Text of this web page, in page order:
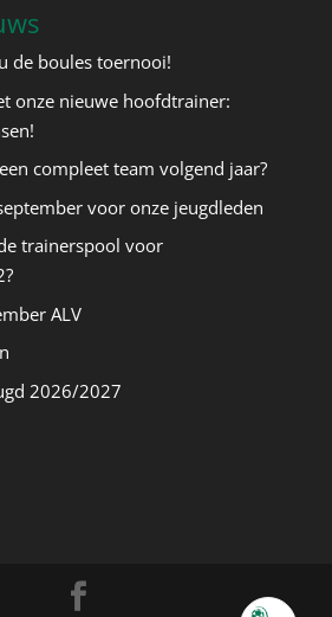
de boules toernooi!
onze nieuwe hoofdtrainer:
compleet team volgend jaar?
voor onze jeugdleden
trainerspool voor
ALV
2026/2027